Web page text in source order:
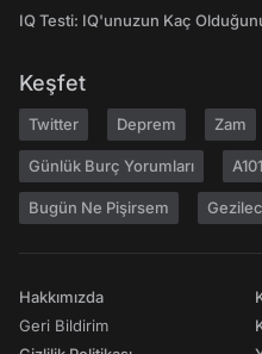
IQ Testi: IQ'unuzun Kaç
Keşfet
Twitter Deprem Zam
Günlük Burç Yorumları A101
Bugün Ne Pişirsem
Hakkımızda
Geri Bildirim